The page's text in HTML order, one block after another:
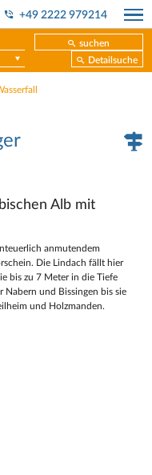
+49 2222 979214
suchen
Detailsuche
Alb mit
anmutendem
Die Lindach fällt hier
bis zu 7 Meter in die Tiefe
Nabern und Bissingen bis sie
und Holzmanden.